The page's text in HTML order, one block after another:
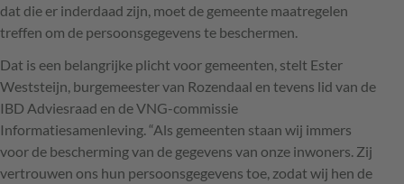
dat die er inderdaad zijn, moet de gemeente maatregelen
treffen om de persoonsgegevens te beschermen.
Dat is een belangrijke plicht voor gemeenten, stelt Ester
Weststeijn, burgemeester van Rozendaal en tevens lid van de
IBD Adviesraad en de VNG-commissie
Informatiesamenleving. “Als gemeenten staan wij immers
voor de bescherming van de gegevens van onze inwoners. Zij
vertrouwen ons hun persoonsgegevens toe, zodat wij hen de